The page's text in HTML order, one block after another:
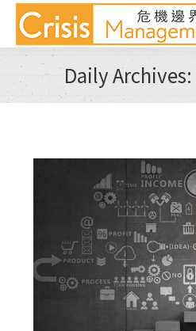
Daily Archives: